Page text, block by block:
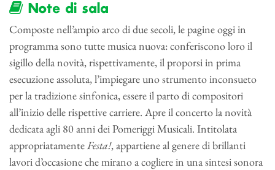
Note di sala
Composte nell’ampio arco di due secoli, le pagine oggi in
programma sono tutte musica nuova: conferiscono loro il
sigillo della novità, rispettivamente, il proporsi in prima
esecuzione assoluta, l’impiegare uno strumento inconsueto
per la tradizione sinfonica, essere il parto di compositori
all’inizio delle rispettive carriere. Apre il concerto la novità
dedicata agli 80 anni dei Pomeriggi Musicali. Intitolata
appropriatamenteFesta!, appartiene al genere di brillanti
lavori d’occasione che mirano a cogliere in una sintesi sonora